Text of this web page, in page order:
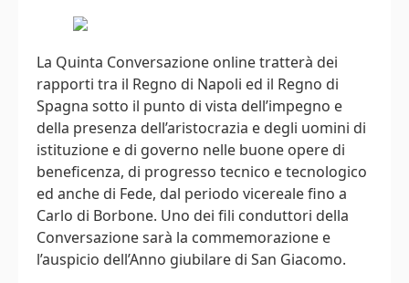
La Quinta Conversazione online tratterà dei
rapporti tra il Regno di Napoli ed il Regno di
Spagna sotto il punto di vista dell’impegno e
della presenza dell’aristocrazia e degli uomini di
istituzione e di governo nelle buone opere di
beneficenza, di progresso tecnico e tecnologico
ed anche di Fede, dal periodo vicereale fino a
Carlo di Borbone. Uno dei fili conduttori della
Conversazione sarà la commemorazione e
l’auspicio dell’Anno giubilare di San Giacomo.